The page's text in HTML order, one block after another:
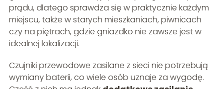
prądu, dlatego sprawdza się w praktycznie każdym
miejscu, także w starych mieszkaniach, piwnicach
czy na piętrach, gdzie gniazdko nie zawsze jest w
idealnej lokalizacji.
Czujniki przewodowe zasilane z sieci nie potrzebują
wymiany baterii, co wiele osób uznaje za wygodę.